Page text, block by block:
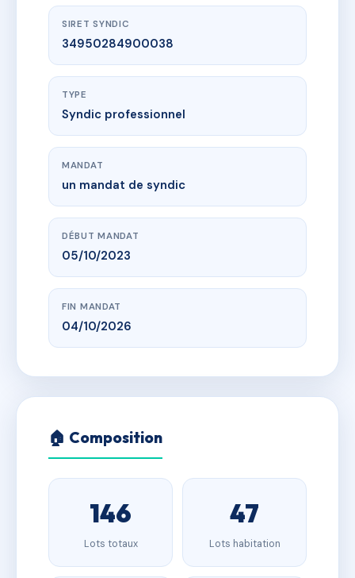
SIRET SYNDIC
34950284900038
TYPE
Syndic professionnel
MANDAT
un mandat de syndic
DÉBUT MANDAT
05/10/2023
FIN MANDAT
04/10/2026
🏠 Composition
146
Lots totaux
47
Lots habitation